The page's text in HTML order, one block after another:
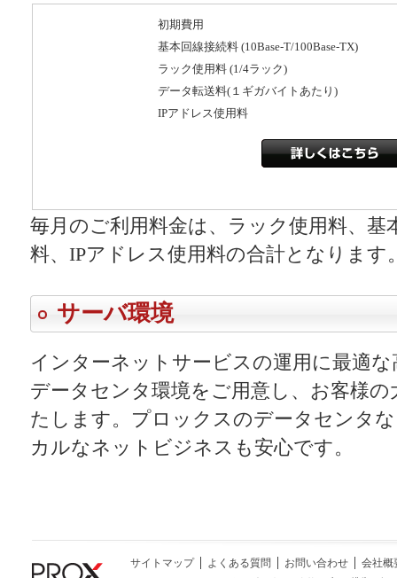
初期費用
基本回線接続料 (10Base-T/100Base-TX)
ラック使用料 (1/4ラック)
データ転送料(１ギガバイトあたり)
IPアドレス使用料
みはこちら
毎月のご利用料金は、ラック使用料、基
料、IPアドレス使用料の合計となります
サーバ環境
インターネットサービスの運用に最適
データセンタ環境をご用意し、お客様
たします。プロックスのデータセンタ
カルなネットビジネスも安心です。
サイトマップ よくある質問 お問い合わせ 会社概